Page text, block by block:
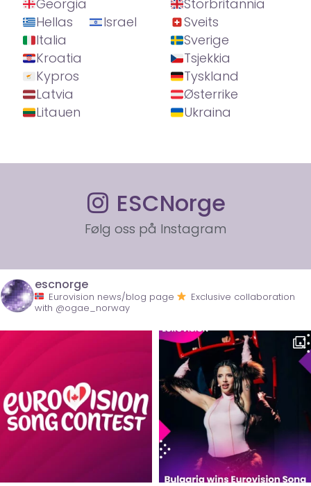
Georgia
Hellas
Israel
Italia
Kroatia
Kypros
Latvia
Litauen
Storbritannia
Sveits
Sverige
Tsjekkia
Tyskland
Østerrike
Ukraina
ESCNorge
Følg oss på Instagram
escnorge
Eurovision news/blog page
Exclusive collaboration
with @ogae_norway